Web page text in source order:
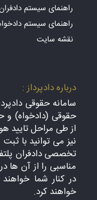
راهنمای سیستم
راهنمای سیستم
نقشه سایت
درباره دادپرداز :
سامانه حقوقی
حقوقی (دادخواه) و
از طی مراحل تایید
نیز می توانید با
تخصصی دادفران
مناسبی را از آن ها
در کنار شما
خواهند کرد.